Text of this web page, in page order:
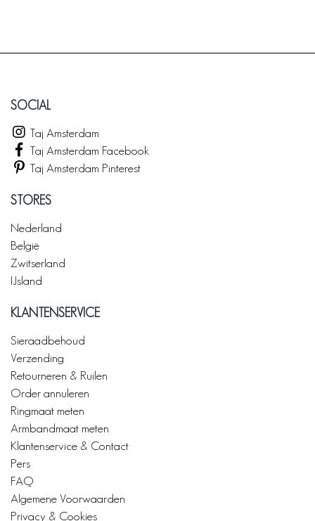
SOCIAL
Taj Amsterdam
Taj Amsterdam Facebook
Taj Amsterdam Pinterest
STORES
Nederland
België
Zwitserland
IJsland
KLANTENSERVICE
Sieraadbehoud
Verzending
Retourneren & Ruilen
Order annuleren
Ringmaat meten
Armbandmaat meten
Klantenservice & Contact
Pers
FAQ
Algemene Voorwaarden
Privacy & Cookies